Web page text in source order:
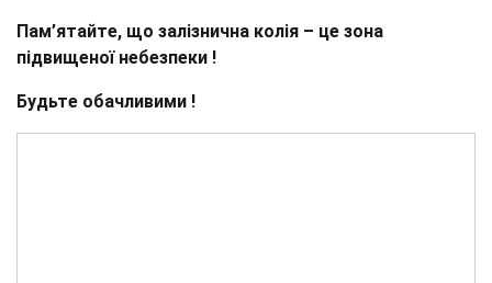
Пам’ятайте, що залізнична колія – це зона
підвищеної небезпеки !
Будьте обачливими !